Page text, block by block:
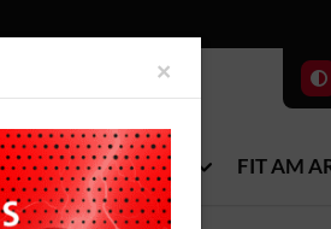
FITNESS-STUDIO FIT AM
×